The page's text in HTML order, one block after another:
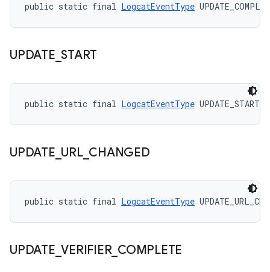
public static final LogcatEventType
UPDATE _START
public static final LogcatEventType UPDATE_START
UPDATE URL_ CHANGED
public static final LogcatEventType
UPDATE _VERIFIER_ COMPLETE